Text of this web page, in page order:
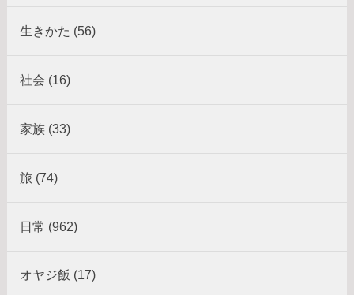
生きかた (56)
社会 (16)
家族 (33)
旅 (74)
日常 (962)
オヤジ飯 (17)